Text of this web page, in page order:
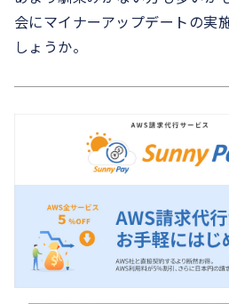
会にマイナーアップデートの実
しょうか。